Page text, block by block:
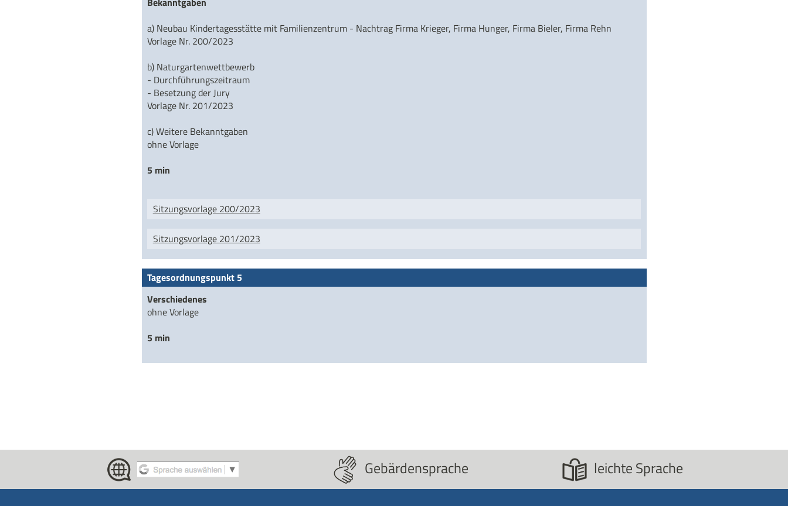
a) Neubau Kindertagesstätte mit Familienzentrum - Nachtrag Firma Krieger, Firma Hunger, Firma Bieler, Firma Rehn
Vorlage Nr. 200/2023
b) Naturgartenwettbewerb
- Durchführungszeitraum
- Besetzung der Jury
Vorlage Nr. 201/2023
c) Weitere Bekanntgaben
ohne Vorlage
5 min
Sitzungsvorlage 200/2023
Sitzungsvorlage 201/2023
Tagesordnungspunkt 5
Verschiedenes
ohne Vorlage
5 min
Gebärdensprache leichte Sprache